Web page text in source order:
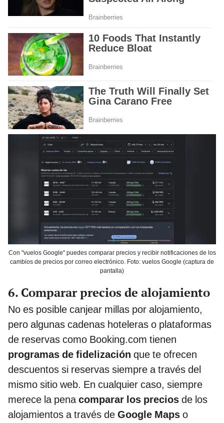
Con "vuelos Google" puedes comparar precios y recibir notificaciones de los
cambios de precios por correo electrónico. Foto: vuelos Google (captura de
pantalla)
6. Comparar precios de alojamiento
No es posible canjear millas por alojamiento,
pero algunas cadenas hoteleras o plataformas
de reservas como Booking.com tienen
programas de fidelización que te ofrecen
descuentos si reservas siempre a través del
mismo sitio web. En cualquier caso, siempre
merece la penacomparar los precios de los
alojamientos a través de Google Maps o